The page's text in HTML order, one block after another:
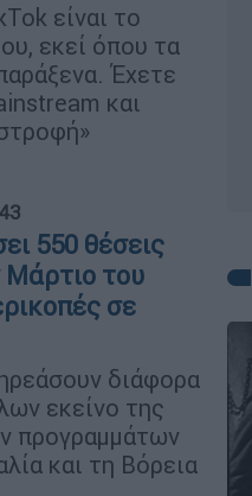
είναι το
εκεί όπου τα
Έχετε
και
550 θέσεις
του
σε
διάφορα
εκείνο της
προγραμμάτων
και τη Βόρεια